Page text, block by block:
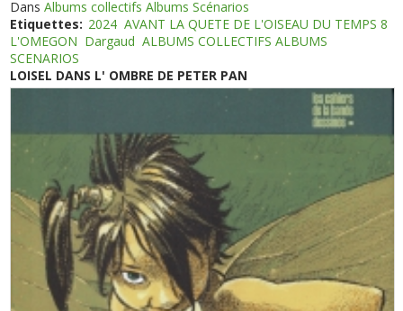
DansAlbums collectifs Albums Scénarios
Etiquettes: 2024 AVANT LA QUETE DE L'OISEAU DU TEMPS 8
L'OMEGON Dargaud ALBUMS COLLECTIFS ALBUMS
SCENARIOS
LOISEL DANS L' OMBRE DE PETER PAN